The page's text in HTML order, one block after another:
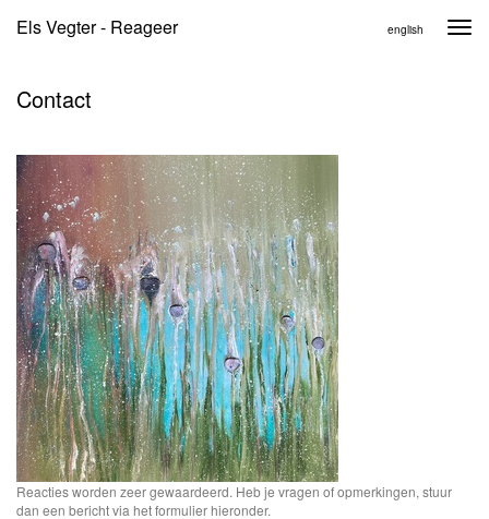
Els Vegter - Reageer english
Contact
Reacties worden zeer gewaardeerd. Heb je vragen of opmerkingen, stuur
dan een bericht via het formulier hieronder.